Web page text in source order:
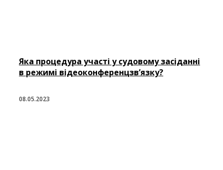
Яка процедура участі у судовому засіданні
в режимі відеоконференцзв’язку?
08.05.2023